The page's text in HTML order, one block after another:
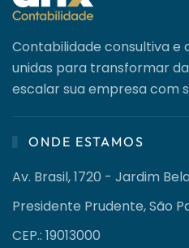
Contabilidade consultiva e
unidas para transformar
escalar sua empresa com
ONDE ESTAMOS
Av. Brasil, 1720 - Jardim
Presidente Prudente, São
CEP.: 19013000